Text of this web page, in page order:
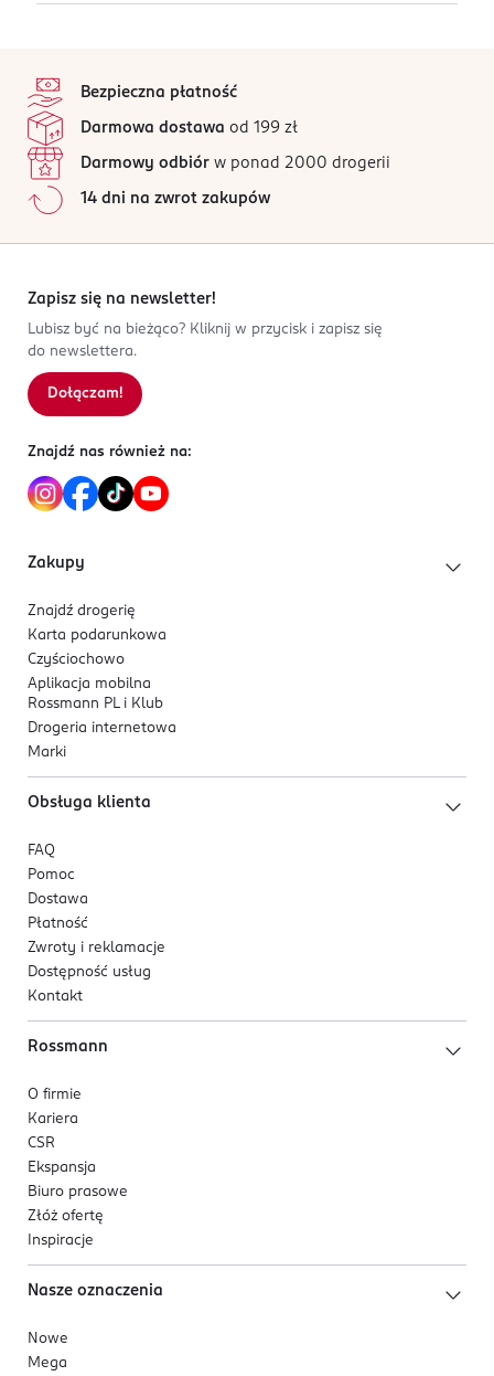
brak danych
nie dotyczy
PRODUCENT/PODMIOT ODPOWIEDZIALNY
Dirk Rossmann GmbH
Isernhägener Straße 16
30938
DE-Niemcy
Kod EAN
4 047196 049709
Wszystkie opinie są zweryfikowane zakupem.
4
0%
2
1
0%
Sortowanie wg
Bezpieczna płatność
Darmowa dostawa od 199 zł
Darmowy odbiór w ponad 2000 drogerii
14 dni na zwrot zakupów
Zapisz się na newsletter!
Lubisz być na bieżąco? Kliknij w przycisk i zapisz się
do newslettera.
Dołączam!
Znajdź nas również na:
Zakupy
Znajdź drogerię
Karta podarunkowa
Czyściochowo
Aplikacja mobilna
Rossmann PL i Klub
Drogeria internetowa
Marki
Obsługa klienta
FAQ
Pomoc
Dostawa
Płatność
Zwroty i reklamacje
Dostępność usług
Kontakt
Rossmann
O firmie
Kariera
CSR
Ekspansja
Biuro prasowe
Złóż ofertę
Inspiracje
Nasze oznaczenia
Nowe
Mega